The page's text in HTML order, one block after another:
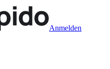
Anmelden